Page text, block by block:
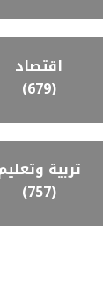
اقتصاد
(679)
تربية
(757)